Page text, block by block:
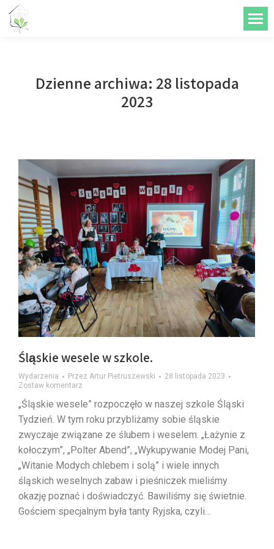
treści
Dzienne archiwa: 28 listopada
2023
Śląskie wesele w szkole.
Wydarzenia Przez Artur Pietruszewski
28 listopada 2023
Zostaw komentarz
„Śląskie wesele” rozpoczęło w naszej szkole Śląski
Tydzień. W tym roku przybliżamy sobie śląskie
zwyczaje związane ze ślubem i weselem. „Łażynie z
kołoczym”, „Polter Abend”, „Wykupywanie Modej Pani,
„Witanie Modych chlebem i solą” i wiele innych
śląskich weselnych zabaw i pieśniczek mieliśmy
okazję poznać i doświadczyć. Bawiliśmy się świetnie.
Gościem specjalnym była tanty Ryjska, czyli…